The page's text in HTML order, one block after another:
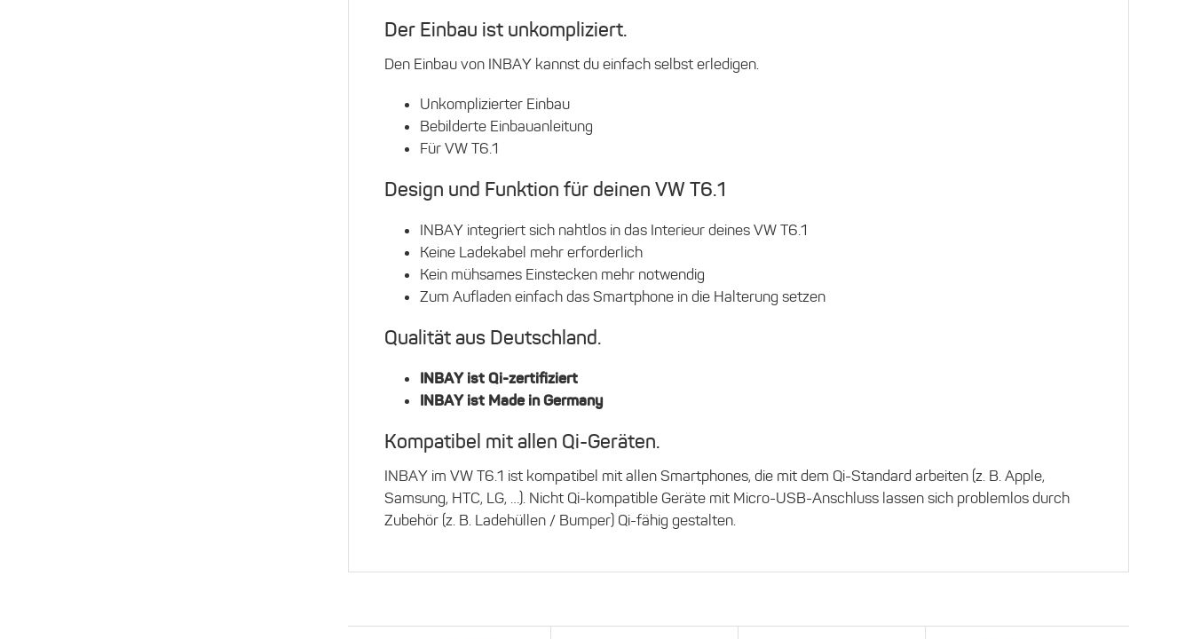
Der Einbau ist unkompliziert.
Den Einbau von INBAY kannst du einfach selbst erledigen.
Unkomplizierter Einbau
Bebilderte Einbauanleitung
Für VW T6.1
Design und Funktion für deinen VW T6.1
INBAY integriert sich nahtlos in das Interieur deines VW T6.1
Keine Ladekabel mehr erforderlich
Kein mühsames Einstecken mehr notwendig
Zum Aufladen einfach das Smartphone in die Halterung setzen
Qualität aus Deutschland.
INBAY ist Qi-zertifiziert
INBAY ist Made in Germany
Kompatibel mit allen Qi-Geräten.
INBAY im VW T6.1 ist kompatibel mit allen Smartphones, die mit dem Qi-Standard arbeiten (z. B. Apple,
Samsung, HTC, LG, …). Nicht Qi-kompatible Geräte mit Micro-USB-Anschluss lassen sich problemlos durch
Zubehör (z. B. Ladehüllen / Bumper) Qi-fähig gestalten.